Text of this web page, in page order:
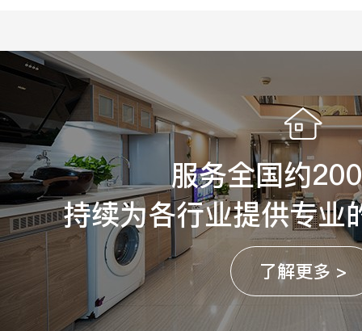
服务全国约
持续为各行业提供专业
了解更多 >